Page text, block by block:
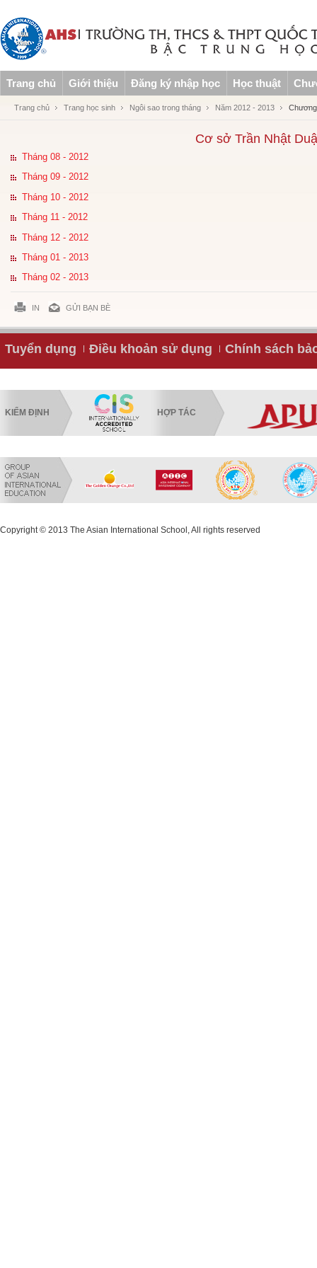
Trang chủ Giới thiệu Đăng ký nhập học Học thuật
Trang chủ Trang học sinh Ngôi sao trong tháng Năm 2012 - 2013
Cơ sở Trần Nhật
Tháng 08 - 2012
Tháng 09 - 2012
Tháng 10 - 2012
Tháng 11 - 2012
Tháng 12 - 2012
Tháng 01 - 2013
Tháng 02 - 2013
IN GỬI BẠN BÈ
Tuyển dụng Điều khoản sử dụng Chính sách
KIỂM ĐỊNH HỢP TÁC
Copyright © 2013 The Asian International School, All rights reserved